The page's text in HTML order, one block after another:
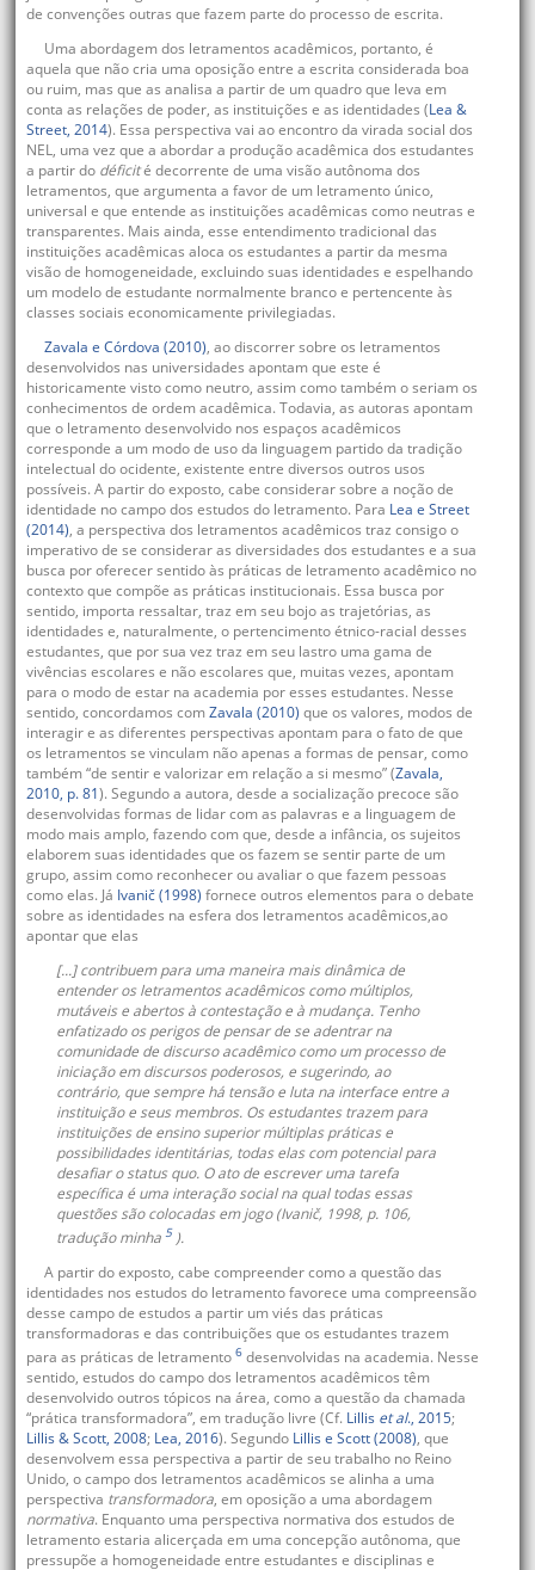
de convenções outras que fazem parte do processo de escrita.
Uma abordagem dos letramentos acadêmicos, portanto, é
aquela que não cria uma oposição entre a escrita considerada boa
ou ruim, mas que as analisa a partir de um quadro que leva em
conta as relações de poder, as instituições e as identidades (Lea &
Street, 2014). Essa perspectiva vai ao encontro da virada social dos
NEL, uma vez que a abordar a produção acadêmica dos estudantes
a partir do déficité decorrente de uma visão autônoma dos
letramentos, que argumenta a favor de um letramento único,
universal e que entende as instituições acadêmicas como neutras e
transparentes. Mais ainda, esse entendimento tradicional das
instituições acadêmicas aloca os estudantes a partir da mesma
visão de homogeneidade, excluindo suas identidades e espelhando
um modelo de estudante normalmente branco e pertencente às
classes sociais economicamente privilegiadas.
Zavala e Córdova (2010), ao discorrer sobre os letramentos
desenvolvidos nas universidades apontam que este é
historicamente visto como neutro, assim como também o seriam os
conhecimentos de ordem acadêmica. Todavia, as autoras apontam
que o letramento desenvolvido nos espaços acadêmicos
corresponde a um modo de uso da linguagem partido da tradição
intelectual do ocidente, existente entre diversos outros usos
possíveis. A partir do exposto, cabe considerar sobre a noção de
identidade no campo dos estudos do letramento. Para Lea e Street
(2014), a perspectiva dos letramentos acadêmicos traz consigo o
imperativo de se considerar as diversidades dos estudantes e a sua
busca por oferecer sentido às práticas de letramento acadêmico no
contexto que compõe as práticas institucionais. Essa busca por
sentido, importa ressaltar, traz em seu bojo as trajetórias, as
identidades e, naturalmente, o pertencimento étnico-racial desses
estudantes, que por sua vez traz em seu lastro uma gama de
vivências escolares e não escolares que, muitas vezes, apontam
para o modo de estar na academia por esses estudantes. Nesse
sentido, concordamos comZavala (2010) que os valores, modos de
interagir e as diferentes perspectivas apontam para o fato de que
os letramentos se vinculam não apenas a formas de pensar, como
também “de sentir e valorizar em relação a si mesmo” (Zavala,
2010, p. 81). Segundo a autora, desde a socialização precoce são
desenvolvidas formas de lidar com as palavras e a linguagem de
modo mais amplo, fazendo com que, desde a infância, os sujeitos
elaborem suas identidades que os fazem se sentir parte de um
grupo, assim como reconhecer ou avaliar o que fazem pessoas
como elas. Já Ivanič (1998) fornece outros elementos para o debate
sobre as identidades na esfera dos letramentos acadêmicos,ao
apontar que elas
[...] contribuem para uma maneira mais dinâmica de
entender os letramentos acadêmicos como múltiplos,
mutáveis e abertos à contestação e à mudança. Tenho
enfatizado os perigos de pensar de se adentrar na
comunidade de discurso acadêmico como um processo de
iniciação em discursos poderosos, e sugerindo, ao
contrário, que sempre há tensão e luta na interface entre a
instituição e seus membros. Os estudantes trazem para
instituições de ensino superior múltiplas práticas e
possibilidades identitárias, todas elas com potencial para
desafiar o status quo. O ato de escrever uma tarefa
específica é uma interação social na qual todas essas
questões são colocadas em jogo (Ivanič, 1998, p. 106,
tradução minha 5 ).
A partir do exposto, cabe compreender como a questão das
identidades nos estudos do letramento favorece uma compreensão
desse campo de estudos a partir um viés das práticas
transformadoras e das contribuições que os estudantes trazem
para as práticas de letramento 6 desenvolvidas na academia. Nesse
sentido, estudos do campo dos letramentos acadêmicos têm
desenvolvido outros tópicos na área, como a questão da chamada
“prática transformadora”, em tradução livre (Cf. Lillis et al., 2015;
Lillis & Scott, 2008; Lea, 2016). Segundo Lillis e Scott (2008), que
desenvolvem essa perspectiva a partir de seu trabalho no Reino
Unido, o campo dos letramentos acadêmicos se alinha a uma
perspectiva transformadora, em oposição a uma abordagem
normativa. Enquanto uma perspectiva normativa dos estudos de
letramento estaria alicerçada em uma concepção autônoma, que
pressupõe a homogeneidade entre estudantes e disciplinas e